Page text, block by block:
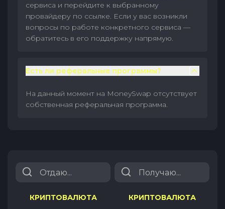
сервиса и перейдите к выбранному
провайдеру по ссылке. Если у вас возникли
вопросы по работе конкретного сервиса —
обратитесь в его поддержку напрямую.
Есть ли реферальные программы?
На данный момент на MoneySwap отсутствует
собственная реферальная программа.
КРИПТОВАЛЮТА
КРИПТОВАЛЮТА